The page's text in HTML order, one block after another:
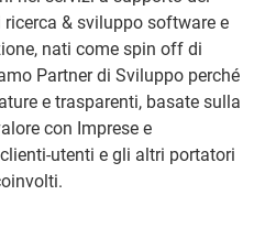
& sviluppo software e
nati come spin off di
Partner di Sviluppo perché
e trasparenti, basate sulla
con Imprese e
utenti e gli altri portatori